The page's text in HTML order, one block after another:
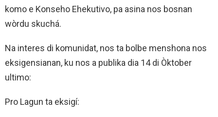
komo e Konseho Ehekutivo, pa asina nos bosnan
wòrdu skuchá.
Na interes di komunidat, nos ta bolbe menshona nos
eksigensianan, ku nos a publika dia 14 di Òktober
ultimo:
Pro Lagun ta eksigí: